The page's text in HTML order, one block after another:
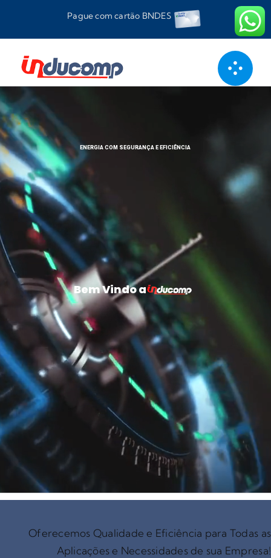
conteúdo
Pague com cartão BNDES
Bem Vindo a
ENERGIA COM SEGURANÇA E EFICIÊNCIA
Oferecemos Qualidade e Eficiência para Todas as
Aplicações e Necessidades de sua Empresa!